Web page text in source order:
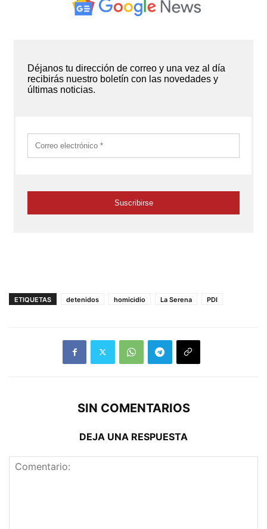
ETIQUETAS detenidos homicidio La Serena PDI
SIN COMENTARIOS
DEJA UNA RESPUESTA